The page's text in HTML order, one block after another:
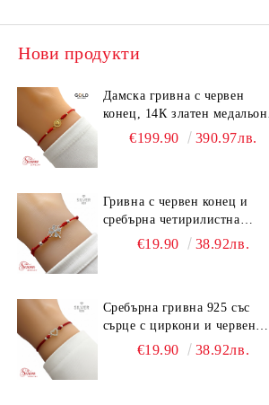
Нови продукти
Дамска гривна с червен
конец, 14К златен медальон
Сърце и фасетирани мъниста
€199.90 390.97лв.
Гривна с червен конец и
сребърна четирилистна
детелина 925
€19.90 38.92лв.
Сребърна гривна 925 със
сърце с циркони и червен
конец | Регулируема ръчно
€19.90 38.92лв.